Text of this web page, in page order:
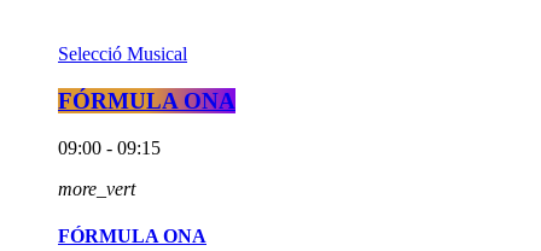
Selecció Musical
FÓRMULA ONA
09:00 - 09:15
more_vert
FÓRMULA ONA